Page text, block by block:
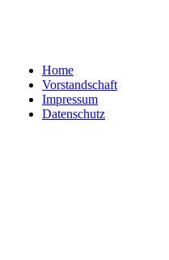
Home
Vorstandschaft
Impressum
Datenschutz